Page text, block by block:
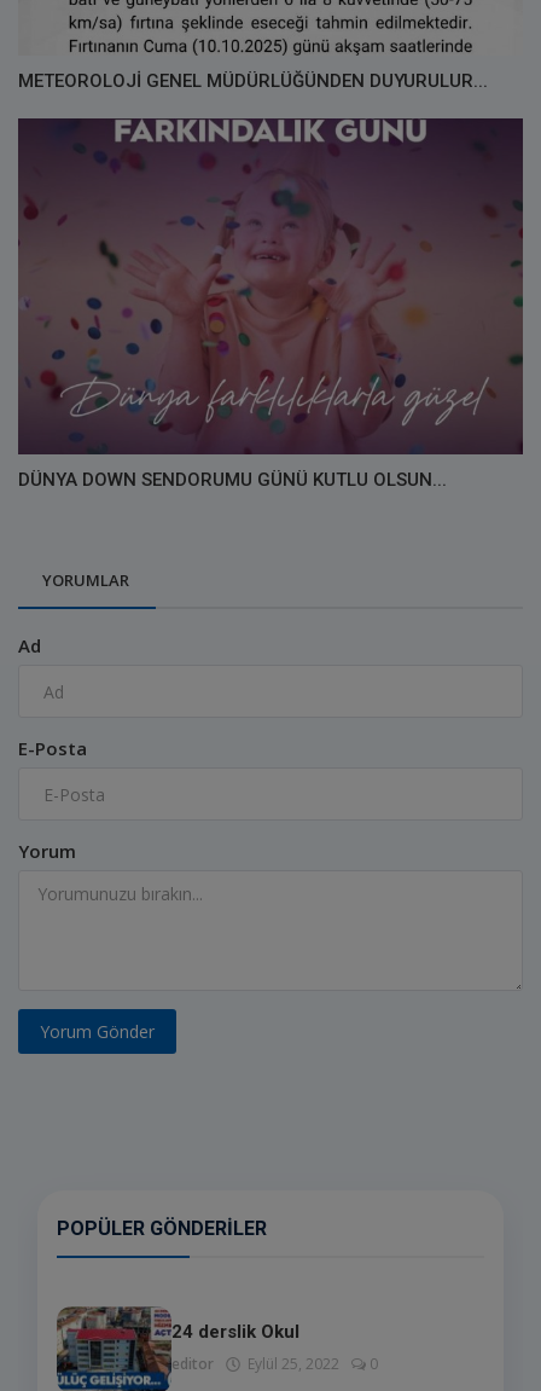
METEOROLOJİ GENEL MÜDÜRLÜĞÜNDEN DUYURULUR...
DÜNYA DOWN SENDORUMU GÜNÜ KUTLU OLSUN...
YORUMLAR
Ad
E-Posta
Yorum
Yorum Gönder
POPÜLER GÖNDERILER
24 derslik Okul
editor Eylül 25, 2022 0